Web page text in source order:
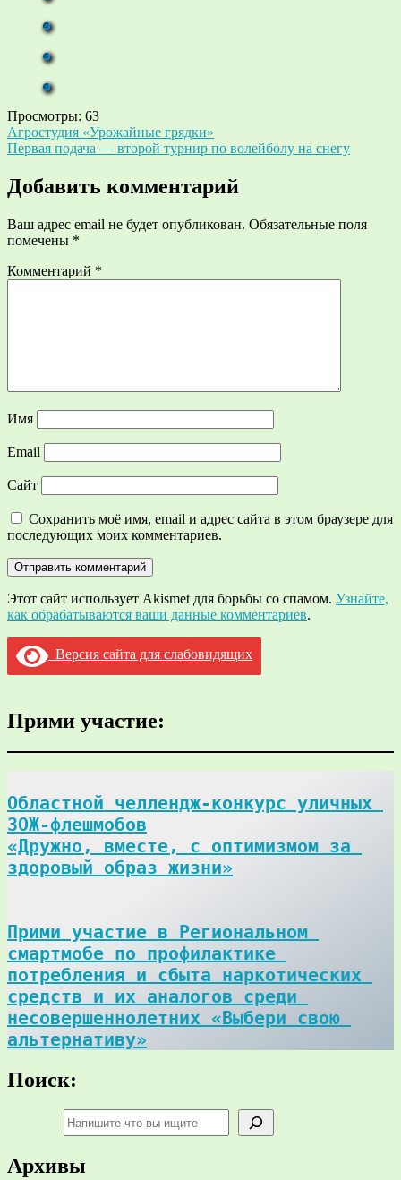
Просмотры: 63
Навигация
по
записям
Агростудия «Урожайные грядки»
Первая подача — второй турнир по волейболу на снегу
Добавить комментарий
Ваш адрес email не будет опубликован. Обязательные поля
помечены *
Комментарий *
Имя
Email
Сайт
Сохранить моё имя, email и адрес сайта в этом браузере для
последующих моих комментариев.
Этот сайт использует Akismet для борьбы со спамом. Узнайте,
как обрабатываются ваши данные комментариев.
Версия сайта для слабовидящих
Прими участие:
Областной челлендж-конкурс уличных
ЗОЖ-флешмобов
«Дружно, вместе, с оптимизмом за
здоровый образ жизни»
Прими участие в Региональном
смартмобе по профилактике
потребления и сбыта наркотических
средств и их аналогов среди
несовершеннолетних «Выбери свою
альтернативу»
Поиск:
Архивы